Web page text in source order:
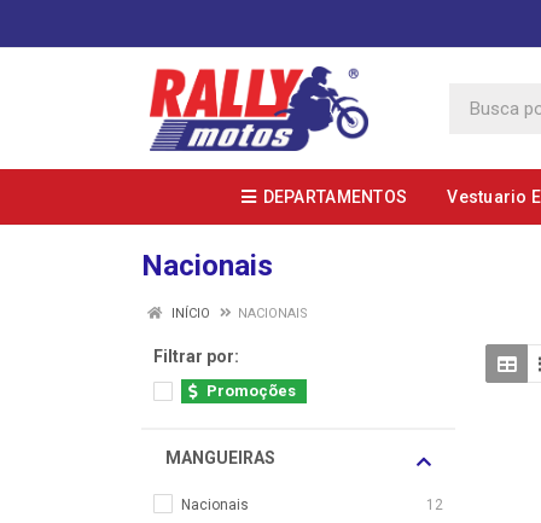
DEPARTAMENTOS Vestuario
Nacionais
INÍCIO NACIONAIS
Filtrar por:
Promoções
MANGUEIRAS
Nacionais 12